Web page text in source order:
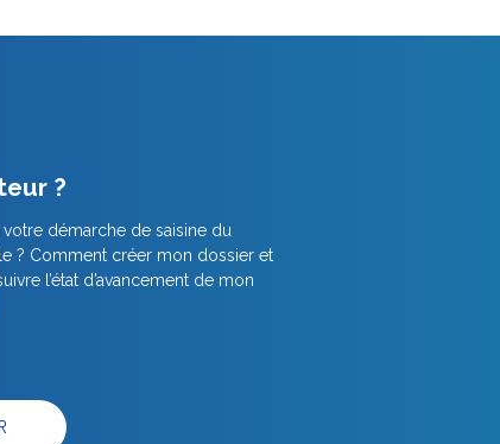
?
démarche de saisine du
? Comment créer mon dossier et
l’état d’avancement de mon